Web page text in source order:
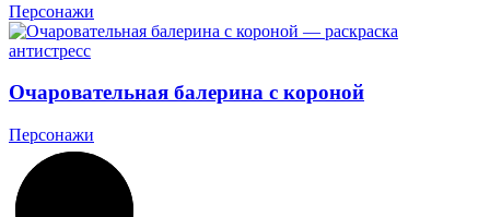
Персонажи
Очаровательная балерина с короной
Персонажи